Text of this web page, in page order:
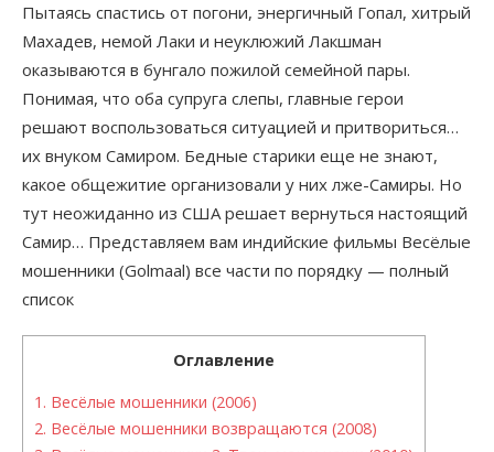
Пытаясь спастись от погони, энергичный Гопал, хитрый
Махадев, немой Лаки и неуклюжий Лакшман
оказываются в бунгало пожилой семейной пары.
Понимая, что оба супруга слепы, главные герои
решают воспользоваться ситуацией и притвориться…
их внуком Самиром. Бедные старики еще не знают,
какое общежитие организовали у них лже-Самиры. Но
тут неожиданно из США решает вернуться настоящий
Самир… Представляем вам индийские фильмы Весёлые
мошенники (Golmaal) все части по порядку — полный
список
Оглавление
1. Весёлые мошенники (2006)
2. Весёлые мошенники возвращаются (2008)